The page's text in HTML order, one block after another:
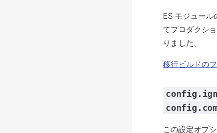
ES モジュー
てプロダクシ
りました。
移行ビルドの
この設定オプ